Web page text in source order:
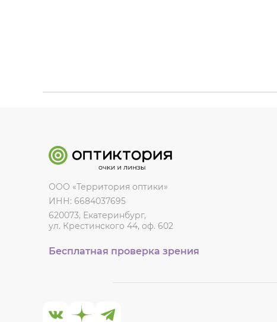
ООО «Территория оптики»
ИНН: 6684037695
620073, Екатеринбург,
ул. Крестинского 44, оф. 602
Бесплатная проверка зрения